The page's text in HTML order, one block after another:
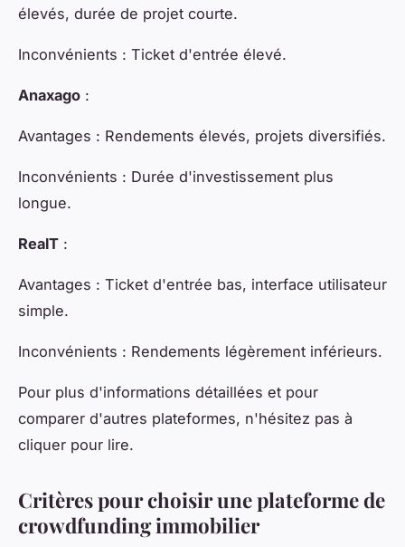
élevés, durée de projet courte.
Inconvénients : Ticket d'entrée élevé.
Anaxago :
Avantages : Rendements élevés, projets diversifiés.
Inconvénients : Durée d'investissement plus
longue.
RealT :
Avantages : Ticket d'entrée bas, interface utilisateur
simple.
Inconvénients : Rendements légèrement inférieurs.
Pour plus d'informations détaillées et pour
comparer d'autres plateformes, n'hésitez pas à
cliquer pour lire.
Critères pour choisir une plateforme de
crowdfunding immobilier